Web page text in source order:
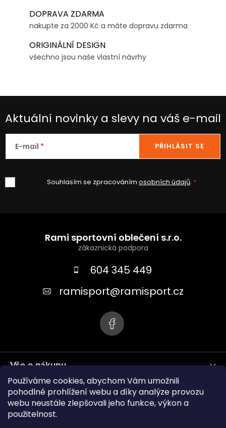
Používáme cookies, abychom Vám umožnili
pohodlné prohlížení webu a díky analýze provozu
webu neustále zlepšovali jeho funkce, výkon a
použitelnost.
DOPRAVA ZDARMA
nakupte za 2000 Kč a máte dopravu zdarma
ORIGINÁLNÍ DESIGN
všechno jsou naše vlastní návrhy
Aktuální novinky a slevy na váš e-mail
E-mail
Souhlasím se zpracováním osobních údajů.
PŘIHLÁSIT SE
Rami sportovní oblečení s.r.o.
604 345 449
ramisport@ramisport.cz
Vše o nákupu
Informace pro vás